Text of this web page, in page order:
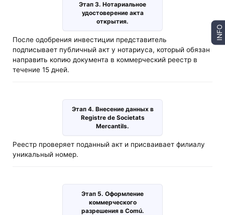
Этап 3. Нотариальное
удостоверение акта
открытия.
После одобрения инвестиции представитель
подписывает публичный акт у нотариуса, который обязан
направить копию документа в коммерческий реестр в
течение 15 дней.
Этап 4. Внесение данных в
Registre de Societats
Mercantils.
Реестр проверяет поданный акт и присваивает филиалу
уникальный номер.
Этап 5. Оформление
коммерческого
разрешения в Comú.
INFO